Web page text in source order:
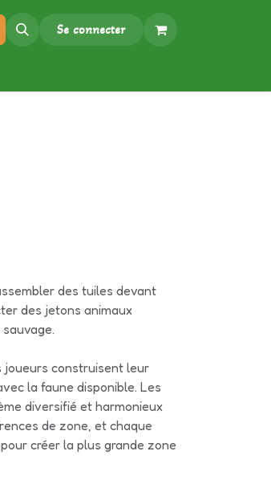
Se connecter
des tuiles devant
des jetons animaux
joueurs construisent leur
la faune disponible. Les
diversifié et harmonieux
de zone, et chaque
créer la plus grande zone